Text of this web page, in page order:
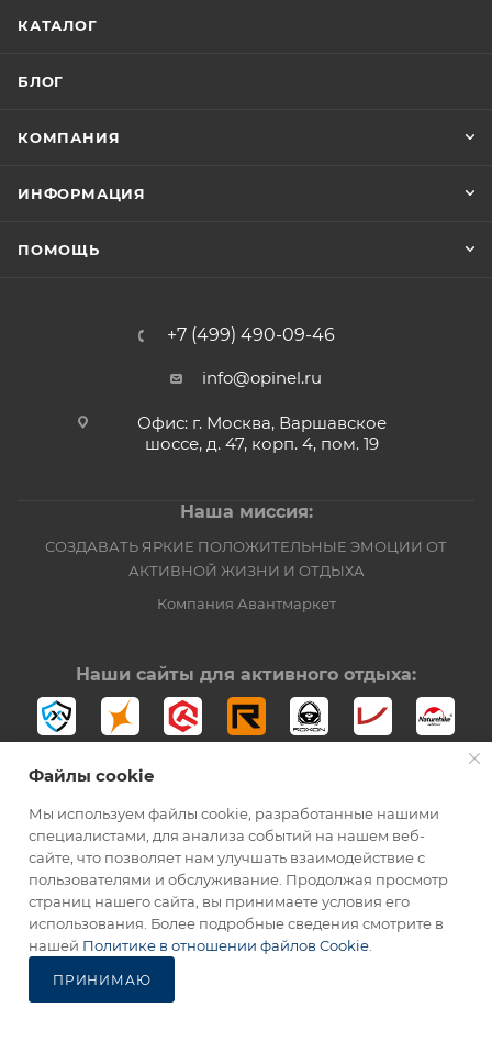
КАТАЛОГ
БЛОГ
КОМПАНИЯ
ИНФОРМАЦИЯ
ПОМОЩЬ
+7 (499) 490-09-46
info@opinel.ru
Офис: г. Москва, Варшавское
шоссе, д. 47, корп. 4, пом. 19
Наша миссия:
СОЗДАВАТЬ ЯРКИЕ ПОЛОЖИТЕЛЬНЫЕ ЭМОЦИИ ОТ
АКТИВНОЙ ЖИЗНИ И ОТДЫХА
Компания Авантмаркет
Наши сайты для активного отдыха:
2012-2026 © Официальный дистрибьютор Opinel в России
Файлы cookie
Мы используем файлы cookie, разработанные нашими
специалистами, для анализа событий на нашем веб-
сайте, что позволяет нам улучшать взаимодействие с
пользователями и обслуживание. Продолжая просмотр
страниц нашего сайта, вы принимаете условия его
использования. Более подробные сведения смотрите в
нашей Политике в отношении файлов Cookie
ПРИНИМАЮ
Каталог
Избранные